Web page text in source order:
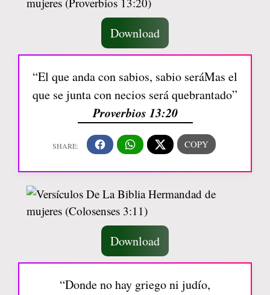
Download
“El que anda con sabios, sabio seráMas el
que se junta con necios será quebrantado”
Proverbios 13:20
Download
“Donde no hay griego ni judío,